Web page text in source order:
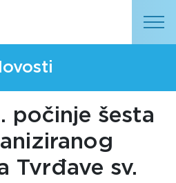
počinje šesta
Tvrđave sv.